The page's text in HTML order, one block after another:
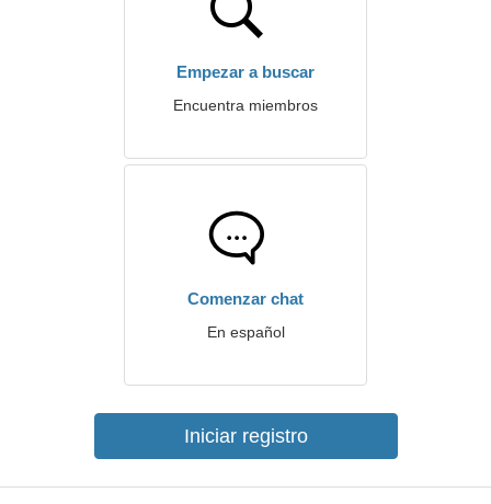
Empezar a buscar
Encuentra miembros
Comenzar chat
En español
Iniciar registro